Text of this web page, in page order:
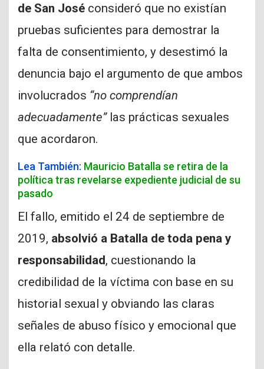
de San José consideró que no existían
pruebas suficientes para demostrar la
falta de consentimiento, y desestimó la
denuncia bajo el argumento de que ambos
involucrados “no comprendían
adecuadamente”las prácticas sexuales
que acordaron.
Lea También: Mauricio Batalla se retira de la
política tras revelarse expediente judicial de su
pasado
El fallo, emitido el 24 de septiembre de
2019, absolvió a Batalla de toda pena y
responsabilidad, cuestionando la
credibilidad de la víctima con base en su
historial sexual y obviando las claras
señales de abuso físico y emocional que
ella relató con detalle.